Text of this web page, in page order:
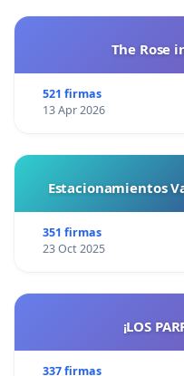
The Rose
521 firmas
13 Apr 2026
Estacionamientos
351 firmas
23 Oct 2025
¡LOS
337 firmas